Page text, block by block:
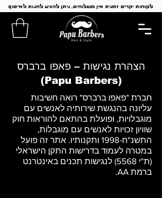
לקוחות יקרים זמנית אין משלוחים, ניתן להגיע לחנות לאיסוף
הצהרת נגישות – פאפו ברברס
(Papu Barbers)
חברת "פאפו ברברס" רואה חשיבות
עליונה בהנגשת שירותיה לאנשים עם
מוגבלויות, ופועלת בהתאם להוראות חוק
שוויון זכויות לאנשים עם מוגבלות,
התשנ"ח-1998 ותקנותיו. אתר זה פועל
במטרה לעמוד בדרישות התקן הישראלי
(ת"י 5568) לנגישות תכנים באינטרנט
ברמת AA.